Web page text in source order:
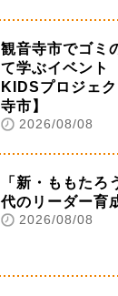
観音寺市でゴミ
て学ぶイベン
KIDSプロジェ
寺市】
2026/08/08
「新・ももた
代のリーダー育
2026/08/08